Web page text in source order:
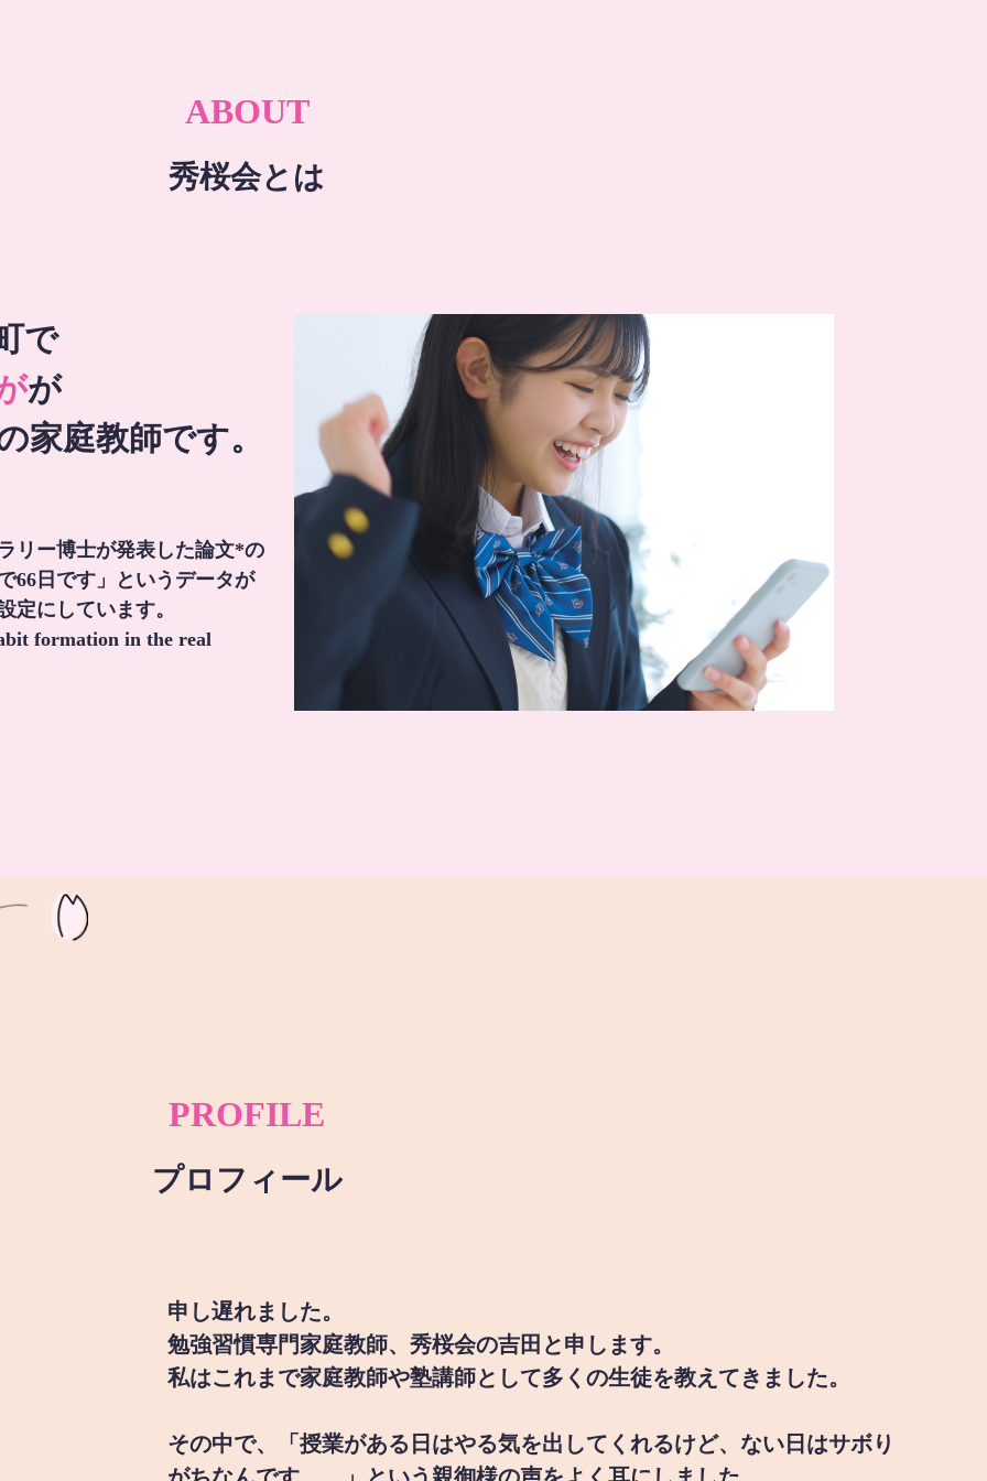
ABOUT
秀桜会とは
で
が
家庭教師です。
リー博士が発表した論文*の
66日です」というデータが
定にしています。
formation in the real
PROFILE
プロフィール
申し遅れました。
勉強習慣専門家庭教師、秀桜会の吉田と申します。
私はこれまで家庭教師や塾講師として多くの生徒を教えてきました。
その中で、「授業がある日はやる気を出してくれるけど、ない日はサボり